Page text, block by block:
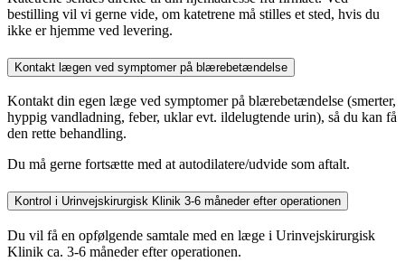
bestilling vil vi gerne vide, om katetrene må stilles et sted, hvis du
ikke er hjemme ved levering.
Kontakt lægen ved symptomer på blærebetændelse
Kontakt din egen læge ved symptomer på blærebetændelse (smerter,
hyppig vandladning, feber, uklar evt. ildelugtende urin), så du kan få
den rette behandling.
Du må gerne fortsætte med at autodilatere/udvide som aftalt.
Kontrol i Urinvejskirurgisk Klinik 3-6 måneder efter operationen
Du vil få en opfølgende samtale med en læge i Urinvejskirurgisk
Klinik ca. 3-6 måneder efter operationen.